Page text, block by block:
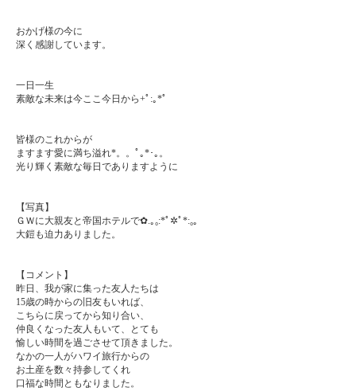
おかげ様の今に
深く感謝しています。
一日一生
素敵な未来は今ここ今日から+ﾟ:｡*ﾟ
皆様のこれからが
ますます愛に満ち溢れ*。。ﾟ｡*･｡。
光り輝く素敵な毎日でありますように
【写真】
ＧＷに大親友と帝国ホテルで✿.｡₀:*ﾟ✲ﾟ*:₀｡
大鎧も迫力ありました。
【コメント】
昨日、我が家に集った友人たちは
15歳の時からの旧友もいれば、
こちらに戻ってから知り合い、
仲良くなった友人もいて、とても
愉しい時間を過ごさせて頂きました。
なかの一人がハワイ旅行からの
お土産を数々持参してくれ
口福な時間ともなりました。